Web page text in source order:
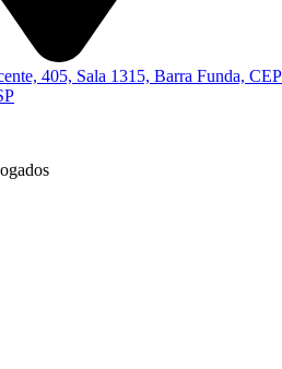
405, Sala 1315, Barra Funda, CEP